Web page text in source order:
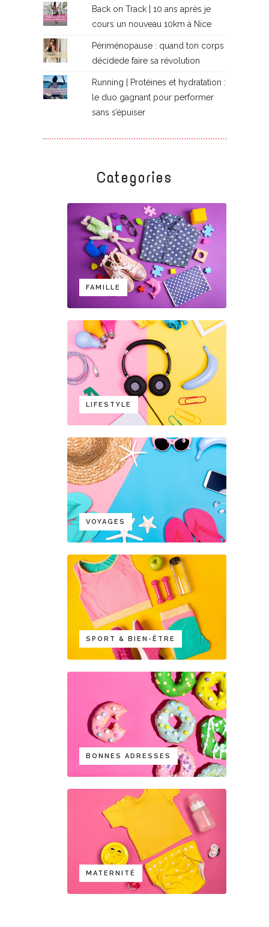
Back on Track | 10 ans après je
cours un nouveau 10km à Nice
Périménopause : quand ton corps
décidede faire sa révolution
Running | Protéines et hydratation :
le duo gagnant pour performer
sans s’épuiser
Categories
FAMILLE
LIFESTYLE
VOYAGES
SPORT & BIEN-ÊTRE
BONNES ADRESSES
MATERNITÉ